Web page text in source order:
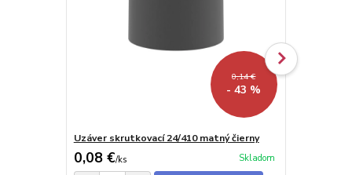
0,14 €
- 43 %
Uzáver skrutkovací 24/410 matný čierny
0,08 €/ks Skladom